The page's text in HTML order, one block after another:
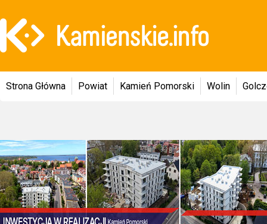
Strona Główna Powiat Kamień Pomorski Wolin